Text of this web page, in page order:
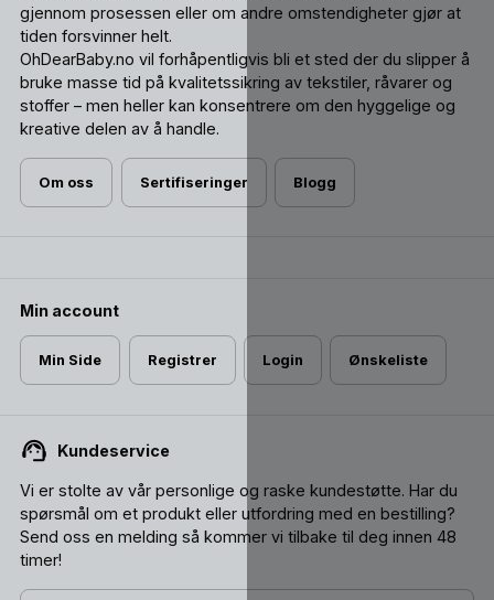
gjennom prosessen eller om andre omstendigheter gjør at
tiden forsvinner helt.
OhDearBaby.no vil forhåpentligvis bli et sted der du slipper å
bruke masse tid på kvalitetssikring av tekstiler, råvarer og
stoffer – men heller kan konsentrere om den hyggelige og
kreative delen av å handle.
Om oss Sertifiseringer Blogg
Min account
Min Side Registrer Login Ønskeliste
Kundeservice
Vi er stolte av vår personlige og raske kundestøtte. Har du
spørsmål om et produkt eller utfordring med en bestilling?
Send oss ​​en melding så kommer vi tilbake til deg innen 48
timer!